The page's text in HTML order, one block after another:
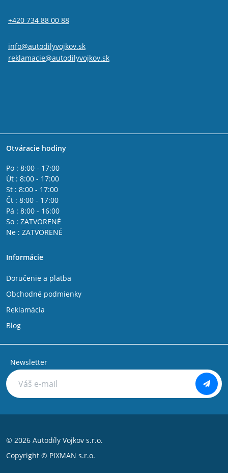
+420 734 88 00 88
info@autodilyvojkov.sk
reklamacie@autodilyvojkov.sk
Otváracie hodiny
Po : 8:00 - 17:00
Út : 8:00 - 17:00
St : 8:00 - 17:00
Čt : 8:00 - 17:00
Pá : 8:00 - 16:00
So : ZATVORENÉ
Ne : ZATVORENÉ
Informácie
Doručenie a platba
Obchodné podmienky
Reklamácia
Blog
Newsletter
© 2026 Autodíly Vojkov s.r.o.
Copyright © PIXMAN s.r.o.